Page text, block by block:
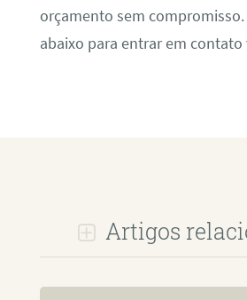
orçamento sem
abaixo para entrar em contato
Artigos